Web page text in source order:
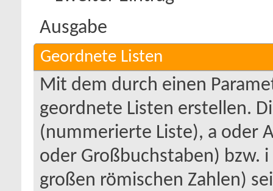
Ausgabe
Geordnete Listen
Mit dem durch einen
geordnete Listen erstellen.
(nummerierte Liste), a oder
oder Großbuchstaben) bzw.
großen römischen Zahlen)